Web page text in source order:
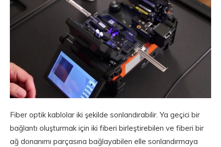
Fiber optik kablolar iki şekilde sonlandırabilir. Ya geçici bir
bağlantı oluşturmak için iki fiberi birleştirebilen ve fiberi bir
ağ donanımı parçasına bağlayabilen elle sonlandırmaya